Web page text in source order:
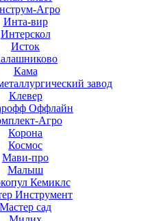
Агро
Инта-вир
Интерскол
Исток
Кама
завод
Клевер
Оффлайн
Агро
Корона
Космос
Мави-про
Малыш
Кемиклс
Инструмент
Мастер сад